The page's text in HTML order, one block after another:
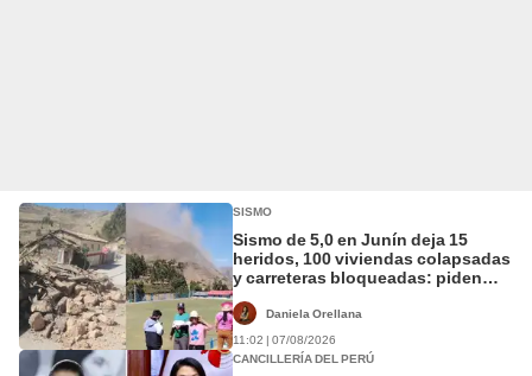
SISMO
Sismo de 5,0 en Junín deja 15
heridos, 100 viviendas colapsadas
y carreteras bloqueadas: piden
Daniela Orellana
11:02 | 07/08/2026
CANCILLERÍA DEL PERÚ